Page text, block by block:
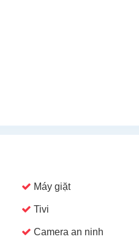
Máy giặt
Tivi
Camera an ninh